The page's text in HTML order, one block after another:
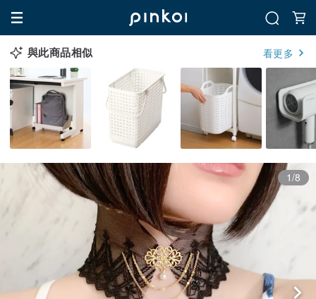
與此商品相似 看更多
1/8